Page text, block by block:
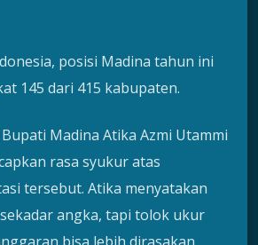
posisi Madina tahun ini
145 dari 415 kabupaten.
Madina Atika Azmi Utammi
rasa syukur atas
tersebut. Atika menyatakan
angka, tapi tolok ukur